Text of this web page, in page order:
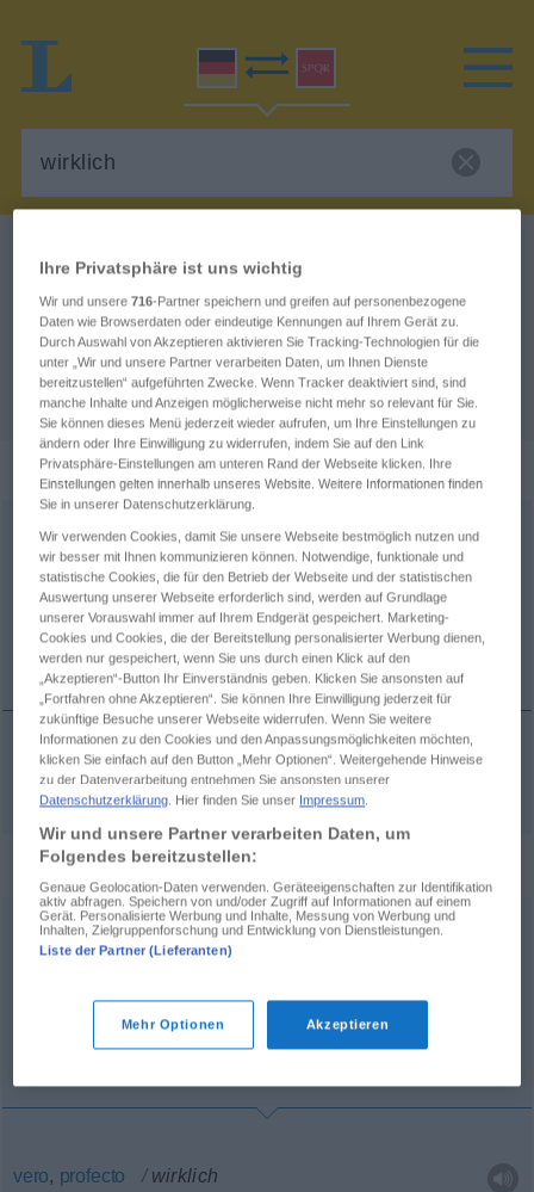
Deutsch-Latein Übersetzung für
"wirklich"
"wirklich" Latein Übersetzung
„wirklich“: Adjektiv, adjektivisch
wirklichadj
Übersicht aller Übersetzungen
(Für mehr Details die Übersetzung anklicken/antippen)
verus, -a, -um
verus, -a, -um wirklich
„wirklich“: Adverb, adverbial
wirklichadv
(Für mehr Details die Übersetzung anklicken/antippen)
vero, profecto
vero, profecto wirklich
Ihre Privatsphäre ist uns wichtig
Wir und unsere716-Partner speichern und greifen auf personenbezogene
Daten wie Browserdaten oder eindeutige Kennungen auf Ihrem Gerät zu.
Durch Auswahl von Akzeptieren aktivieren Sie Tracking-Technologien für die
unter „Wir und unsere Partner verarbeiten Daten, um Ihnen Dienste
bereitzustellen“ aufgeführten Zwecke. Wenn Tracker deaktiviert sind, sind
manche Inhalte und Anzeigen möglicherweise nicht mehr so relevant für Sie.
Sie können dieses Menü jederzeit wieder aufrufen, um Ihre Einstellungen zu
ändern oder Ihre Einwilligung zu widerrufen, indem Sie auf den Link
Privatsphäre-Einstellungen am unteren Rand der Webseite klicken. Ihre
Einstellungen gelten innerhalb unseres Website. Weitere Informationen finden
Sie in unserer Datenschutzerklärung.
Wir verwenden Cookies, damit Sie unsere Webseite bestmöglich nutzen und
wir besser mit Ihnen kommunizieren können. Notwendige, funktionale und
statistische Cookies, die für den Betrieb der Webseite und der statistischen
Auswertung unserer Webseite erforderlich sind, werden auf Grundlage
unserer Vorauswahl immer auf Ihrem Endgerät gespeichert. Marketing-
Cookies und Cookies, die der Bereitstellung personalisierter Werbung dienen,
werden nur gespeichert, wenn Sie uns durch einen Klick auf den
„Akzeptieren“-Button Ihr Einverständnis geben. Klicken Sie ansonsten auf
„Fortfahren ohne Akzeptieren“. Sie können Ihre Einwilligung jederzeit für
zukünftige Besuche unserer Webseite widerrufen. Wenn Sie weitere
Informationen zu den Cookies und den Anpassungsmöglichkeiten möchten,
klicken Sie einfach auf den Button „Mehr Optionen“. Weitergehende Hinweise
zu der Datenverarbeitung entnehmen Sie ansonsten unserer
Datenschutzerklärung. Hier finden Sie unser Impressum.
Wir und unsere Partner verarbeiten Daten, um
Folgendes bereitzustellen:
Genaue Geolocation-Daten verwenden. Geräteeigenschaften zur Identifikation
aktiv abfragen. Speichern von und/oder Zugriff auf Informationen auf einem
Gerät. Personalisierte Werbung und Inhalte, Messung von Werbung und
Inhalten, Zielgruppenforschung und Entwicklung von Dienstleistungen.
Liste der Partner (Lieferanten)
Mehr Optionen Akzeptieren